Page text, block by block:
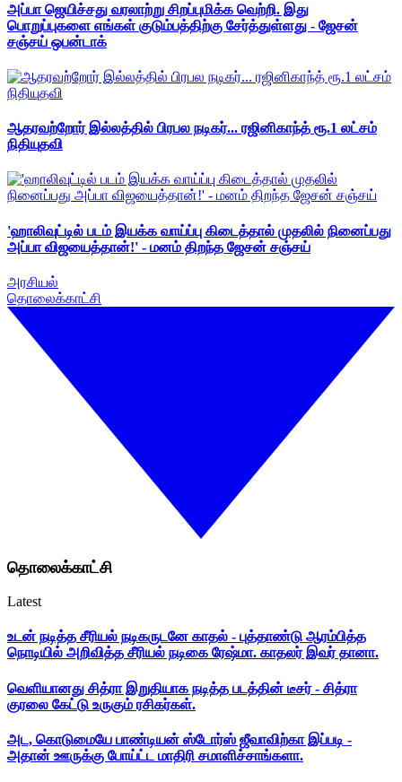
அப்பா ஜெயிச்சது வரலாற்று சிறப்புமிக்க வெற்றி. இது
பொறுப்புகளை எங்கள் குடும்பத்திற்கு சேர்த்துள்ளது - ஜேசன்
சஞ்சய் ஒபன்டாக்
ஆதரவற்றோர் இல்லத்தில் பிரபல நடிகர்... ரஜினிகாந்த் ரூ.1 லட்சம்
நிதியுதவி
'ஹாலிவுட்டில் படம் இயக்க வாய்ப்பு கிடைத்தால் முதலில் நினைப்பது
அப்பா விஜயைத்தான்!' - மனம் திறந்த ஜேசன் சஞ்சய்
அரசியல்
தொலைக்காட்சி
தொலைக்காட்சி
Latest
உடன் நடித்த சீரியல் நடிகருடனே காதல் - புத்தாண்டு ஆரம்பித்த
நொடியில் அறிவித்த சீரியல் நடிகை ரேஷ்மா. காதலர் இவர் தானா.
வெளியானது சித்ரா இறுதியாக நடித்த படத்தின் டீசர் - சித்ரா
குரலை கேட்டு உருகும் ரசிகர்கள்.
அட, கொடுமையே பாண்டியன் ஸ்டோர்ஸ் ஜீவாவிற்கா இப்படி -
அதான் ஊருக்கு போய்ட்ட மாதிரி சமாளிச்சாங்களா.